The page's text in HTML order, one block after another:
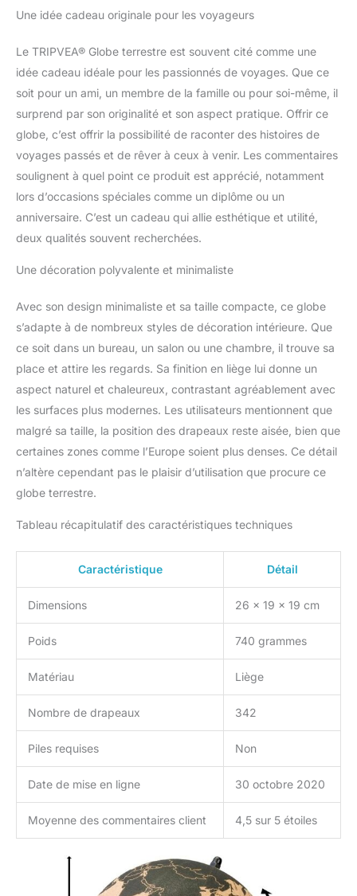
les voyageurs, les
et les passionnés de
géographie.
MARQUER: Grâce aux
drapeaux Tripvea, vous
pouvez marquer vos
aventures, vos souvenirs
et vos explorations. ça
vous permettra
également de planifier
vos futurs voyages,
définir vos trajets et fixer
vos objectifs.
vous proposons des
écologiques, en liège
robuste naturel, collecté
manière artisanale avec
une base en metal
inoxydable. Notre produit
est recyclable,
biodégradable.
Une idée cadeau originale pour les voyageurs
Le TRIPVEA® Globe terrestre est souvent cité comme une
idée cadeau idéale pour les passionnés de voyages. Que ce
soit pour un ami, un membre de la famille ou pour soi-même, il
surprend par son originalité et son aspect pratique. Offrir ce
globe, c’est offrir la possibilité de raconter des histoires de
voyages passés et de rêver à ceux à venir. Les commentaires
soulignent à quel point ce produit est apprécié, notamment
lors d’occasions spéciales comme un diplôme ou un
anniversaire. C’est un cadeau qui allie esthétique et utilité,
deux qualités souvent recherchées.
Une décoration polyvalente et minimaliste
Avec son design minimaliste et sa taille compacte, ce globe
s’adapte à de nombreux styles de décoration intérieure. Que
ce soit dans un bureau, un salon ou une chambre, il trouve sa
place et attire les regards. Sa finition en liège lui donne un
aspect naturel et chaleureux, contrastant agréablement avec
les surfaces plus modernes. Les utilisateurs mentionnent que
malgré sa taille, la position des drapeaux reste aisée, bien que
certaines zones comme l’Europe soient plus denses. Ce détail
n’altère cependant pas le plaisir d’utilisation que procure ce
globe terrestre.
Tableau récapitulatif des caractéristiques techniques
Caractéristique Détail
Dimensions 26 x 19 x 19 cm
Poids 740 grammes
Matériau Liège
Nombre de drapeaux 342
Piles requises Non
Date de mise en ligne 30 octobre 2020
Moyenne des commentaires client 4,5 sur 5 étoiles